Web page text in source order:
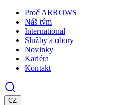
Proč ARROWS
Náš tým
International
Služby a obory
Novinky
Kariéra
Kontakt
CZ